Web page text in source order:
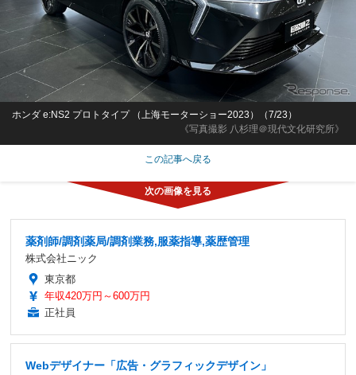
《写真撮影 八杉理＠現代文化研究所》
ホンダ e:NS2 プロトタイプ （上海モーターショー2023）（7/23）
この記事へ戻る
薬剤師/調剤薬局/調剤業務,服薬指導,薬歴管理
株式会社ニック
東京都
年収420万円～600万円
正社員
Webデザイナー「広告・グラフィックデザイン」